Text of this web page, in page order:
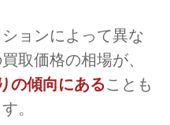
ョンによって異な
取価格の相場が、
の傾向にあることも
。